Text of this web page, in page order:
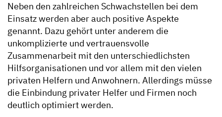
Neben den zahlreichen Schwachstellen bei dem
Einsatz werden aber auch positive Aspekte
genannt. Dazu gehört unter anderem die
unkomplizierte und vertrauensvolle
Zusammenarbeit mit den unterschiedlichsten
Hilfsorganisationen und vor allem mit den vielen
privaten Helfern und Anwohnern. Allerdings müsse
die Einbindung privater Helfer und Firmen noch
deutlich optimiert werden.